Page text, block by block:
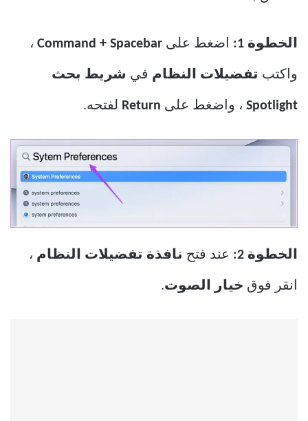
الخطوة 1: اضغط على Command + Spacebar ،
واكتب تفضيلات النظام في شريط بحث
Spotlight ، واضغط على Return لفتحه.
الخطوة 2: عند فتح نافذة تفضيلات النظام ،
انقر فوق خيار الصوت.